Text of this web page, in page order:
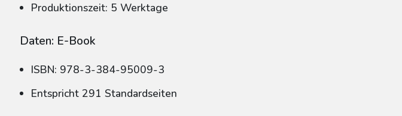
Produktionszeit: 5 Werktage
Daten: E-Book
ISBN: 978-3-384-95009-3
Entspricht 291 Standardseiten